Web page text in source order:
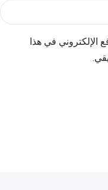
الإلكتروني في هذا